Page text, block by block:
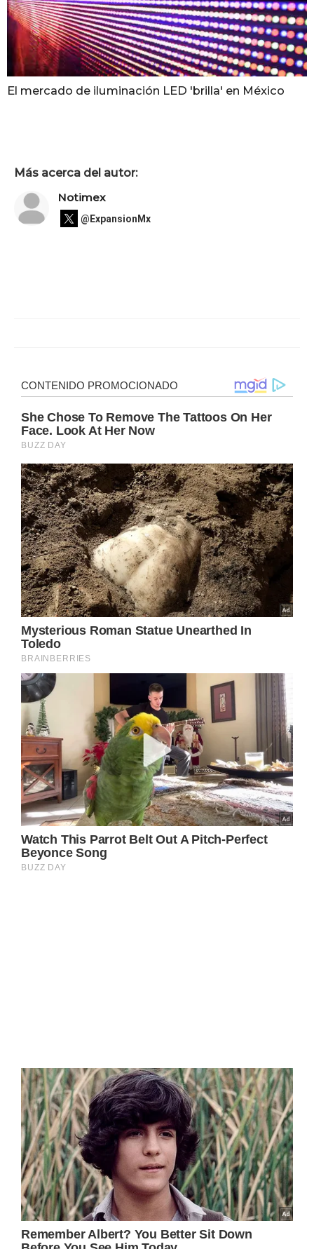
El mercado de iluminación LED 'brilla' en México
Más acerca del autor:
Notimex
@ExpansionMx